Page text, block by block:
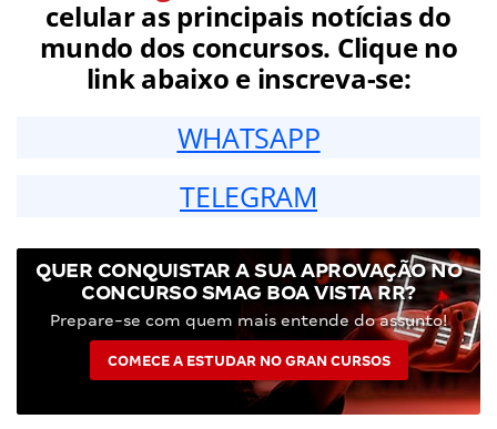
celular as principais notícias do
mundo dos concursos. Clique no
link abaixo e inscreva-se:
WHATSAPP
TELEGRAM
QUER CONQUISTAR A SUA APROVAÇÃO NO
CONCURSO SMAG BOA VISTA RR?
Prepare-se com quem mais entende do assunto!
COMECE A ESTUDAR NO GRAN CURSOS